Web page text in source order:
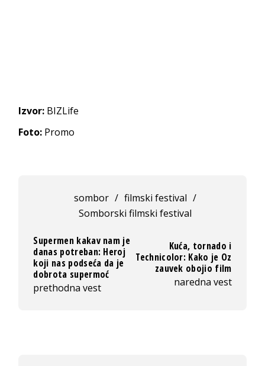
Izvor: BIZLife
Foto: Promo
sombor / filmski festival /
Somborski filmski festival
Supermen kakav nam je
danas potreban: Heroj
koji nas podseća da je
dobrota supermoć
prethodna vest
Kuća, tornado i
Technicolor: Kako je Oz
zauvek obojio film
naredna vest